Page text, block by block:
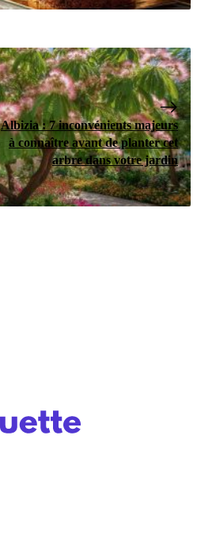
Albizia : 7 inconvénients majeurs
à connaître avant de planter cet
arbre dans votre jardin